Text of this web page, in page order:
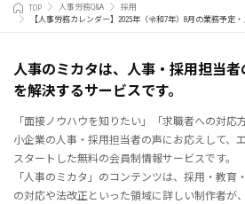
TOP 人事労務Q&A
採用
【人事労務カレンダー】2025年（令和7年）8月の業務予定
人事のミカタは、人事・採用担当者
を解決するサービスです。
「面接ノウハウを知りたい」「求職者への対応
小企業の人事・採用担当者の声にお応えして、
スタートした無料の会員制情報サービスです。
「人事のミカタ」のコンテンツは、採用・教育
の対応や法改正といった領域に詳しい制作者が